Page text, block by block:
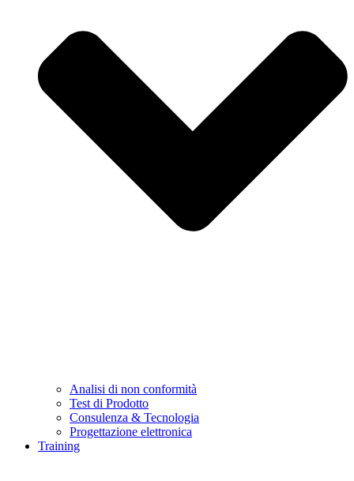
Analisi di non conformità
Test di Prodotto
Consulenza & Tecnologia
Progettazione elettronica
Training